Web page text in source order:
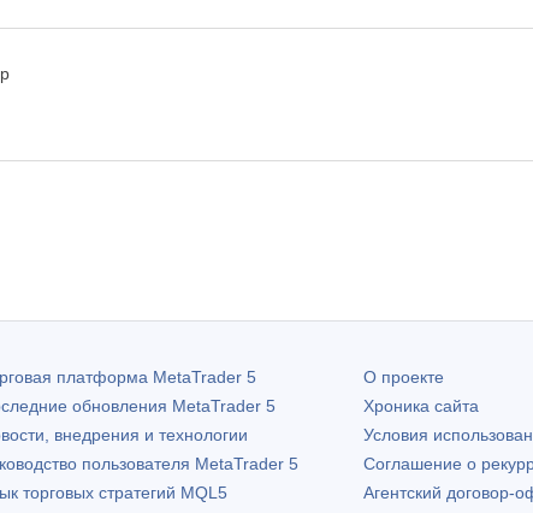
платформа MetaTrader 5
обновления MetaTrader 5
внедрения и технологии
пользователя MetaTrader 5
торговых стратегий MQL5
О проекте
Хроника сайта
Условия
Соглашение о
Агентский договор-